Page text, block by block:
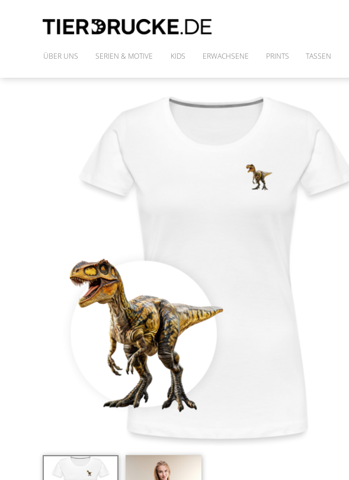
ÜBER UNS SERIEN & MOTIVE
IM WILDEN WALD
DIE FREUNDE DES PHARAO
IM LAND DER DINOSAURIER
ALLE MOTIVE
KIDS ERWACHSENE
SHIRTS
FRAUENSHIRTS
PRINTS TASSEN